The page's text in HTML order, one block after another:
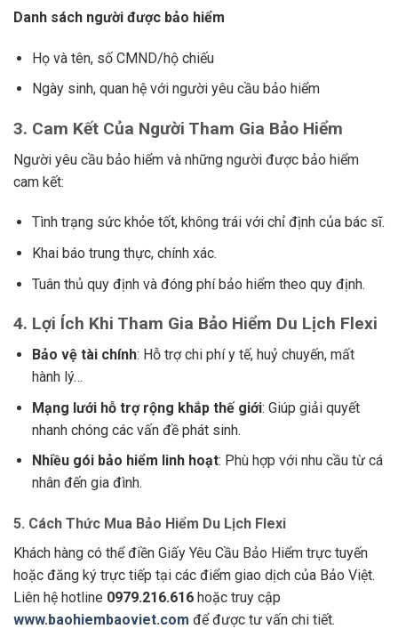
Danh sách người được bảo hiểm
Họ và tên, số CMND/hộ chiếu
Ngày sinh, quan hệ với người yêu cầu bảo hiểm
3. Cam Kết Của Người Tham Gia Bảo Hiểm
Người yêu cầu bảo hiểm và những người được bảo hiểm
cam kết:
Tình trạng sức khỏe tốt, không trái với chỉ định của bác sĩ.
Khai báo trung thực, chính xác.
Tuân thủ quy định và đóng phí bảo hiểm theo quy định.
4. Lợi Ích Khi Tham Gia Bảo Hiểm Du Lịch Flexi
Bảo vệ tài chính: Hỗ trợ chi phí y tế, huỷ chuyến, mất
hành lý…
Mạng lưới hỗ trợ rộng khắp thế giới: Giúp giải quyết
nhanh chóng các vấn đề phát sinh.
Nhiều gói bảo hiểm linh hoạt: Phù hợp với nhu cầu từ cá
nhân đến gia đình.
5. Cách Thức Mua Bảo Hiểm Du Lịch Flexi
Khách hàng có thể điền Giấy Yêu Cầu Bảo Hiểm trực tuyến
hoặc đăng ký trực tiếp tại các điểm giao dịch của Bảo Việt.
Liên hệ hotline 0979.216.616 hoặc truy cập
www.baohiembaoviet.com để được tư vấn chi tiết.